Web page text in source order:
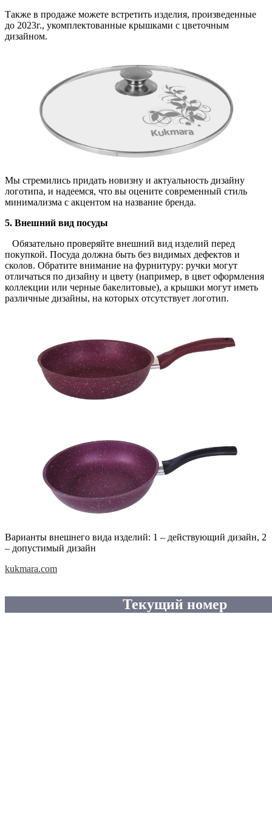
Также в продаже можете встретить изделия, произведенные
до 2023г., укомплектованные крышками с цветочным
дизайном.
Мы стремились придать новизну и актуальность дизайну
логотипа, и надеемся, что вы оцените современный стиль
минимализма с акцентом на название бренда.
5. Внешний вид посуды
Обязательно проверяйте внешний вид изделий перед
покупкой. Посуда должна быть без видимых дефектов и
сколов. Обратите внимание на фурнитуру: ручки могут
отличаться по дизайну и цвету (например, в цвет оформления
коллекции или черные бакелитовые), а крышки могут иметь
различные дизайны, на которых отсутствует логотип.
Варианты внешнего вида изделий: 1 – действующий дизайн, 2
– допустимый дизайн
kukmara.com
Текущий номер